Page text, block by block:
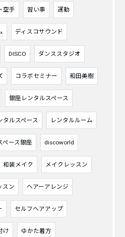
空手 習い事 運動
ディスコサウンド
DISCO ダンススタジオ
コラボセミナー 和田美樹
銀座レンタルスペース
タルスペース レンタルルーム
ペース銀座 discoworld
和装メイク メイクレッスン
スン ヘアーアレンジ
セルフヘアアップ
け ゆかた着方